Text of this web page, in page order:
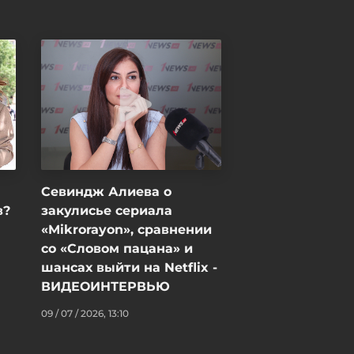
таможню, в МИД направлен
запрос - ФОТО -
ОБНОВЛЕНО
06 / 08 / 2026, 18:15
Севиндж Алиева о
закулисье сериала
«Mikrorayon», сравнении
со «Словом пацана» и
шансах выйти на Netflix -
ВИДЕОИНТЕРВЬЮ
09 / 07 / 2026, 13:10